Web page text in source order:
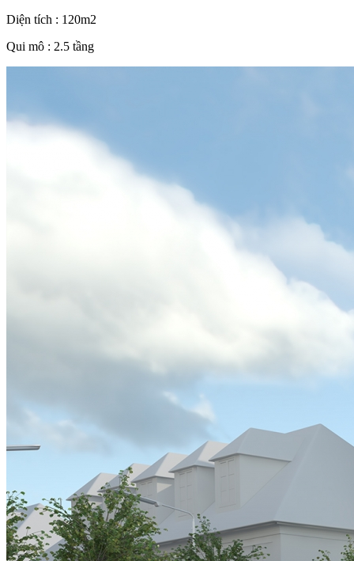
Diện tích : 120m2
Qui mô : 2.5 tầng